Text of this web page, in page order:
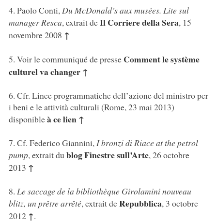
4. Paolo Conti,Du McDonald’s aux musées. Lite sul
manager Resca, extrait deIl Corriere della Sera, 15
novembre 2008 ↑
5. Voir le communiqué de presse Comment le système
culturel va changer↑
6. Cfr. Linee programmatiche dell’azione del ministro per
i beni e le attività culturali (Rome, 23 mai 2013)
disponibleà ce lien↑
7. Cf. Federico Giannini,I bronzi di Riace at the petrol
pump, extrait dublog Finestre sull’Arte, 26 octobre
2013 ↑
8. Le saccage de la bibliothèque Girolamini nouveau
blitz, un prêtre arrêté, extrait deRepubblica, 3 octobre
2012 ↑.